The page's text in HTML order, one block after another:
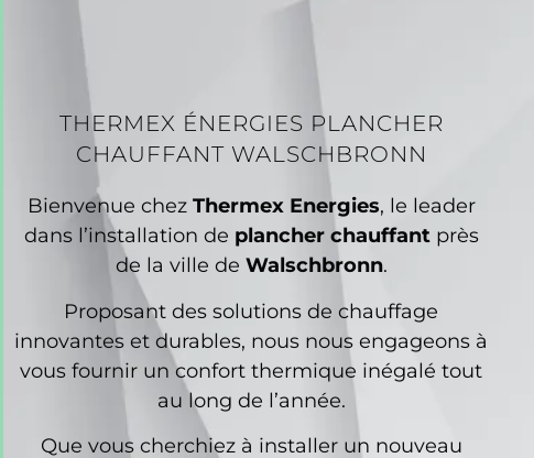
THERMEX ÉNERGIES PLANCHER
CHAUFFANT WALSCHBRONN
Bienvenue chez Thermex Energies, le leader
dans l’installation de plancher chauffantprès
de la ville de Walschbronn.
Proposant des solutions de chauffage
innovantes et durables, nous nous engageons à
vous fournir un confort thermique inégalé tout
au long de l’année.
Que vous cherchiez à installer un nouveau